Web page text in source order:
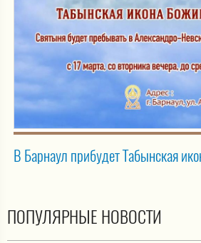
В Барнаул прибудет Табынская
ПОПУЛЯРНЫЕ НОВОСТИ